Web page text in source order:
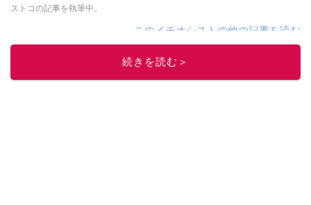
ストコの記事を執筆中。
このイチオシストの他の記事を読む
続きを読む＞